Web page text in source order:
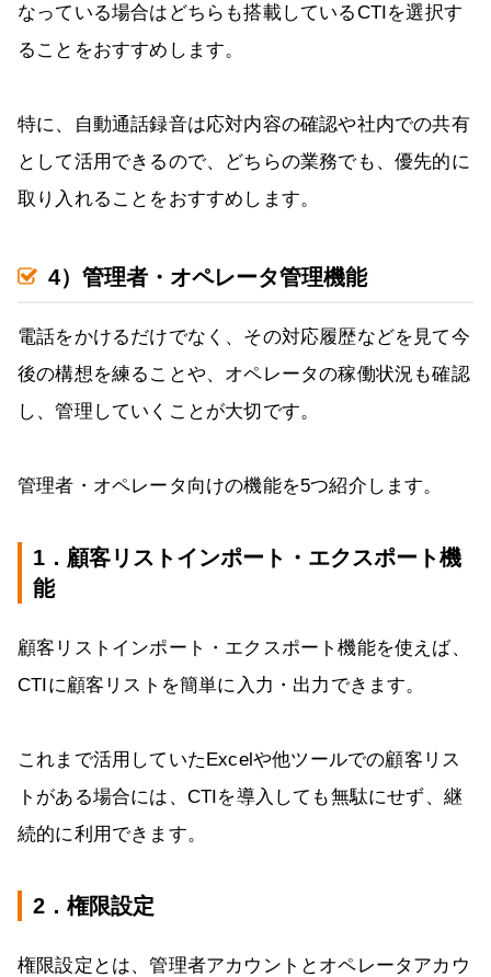
なっている場合はどちらも搭載しているCTIを選択す
ることをおすすめします。
特に、自動通話録音は応対内容の確認や社内での共有
として活用できるので、どちらの業務でも、優先的に
取り入れることをおすすめします。
4）管理者・オペレータ管理機能
電話をかけるだけでなく、その対応履歴などを見て今
後の構想を練ることや、オペレータの稼働状況も確認
し、管理していくことが大切です。
管理者・オペレータ向けの機能を5つ紹介します。
1．顧客リストインポート・エクスポート機
能
顧客リストインポート・エクスポート機能を使えば、
CTIに顧客リストを簡単に入力・出力できます。
これまで活用していたExcelや他ツールでの顧客リス
トがある場合には、CTIを導入しても無駄にせず、継
続的に利用できます。
2．権限設定
権限設定とは、管理者アカウントとオペレータアカウ